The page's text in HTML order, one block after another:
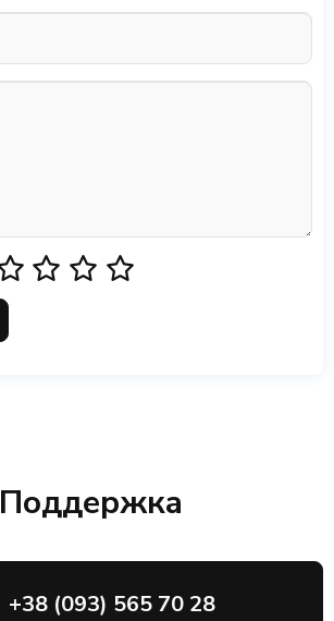
Поддержка
+38 (093) 565 70 28